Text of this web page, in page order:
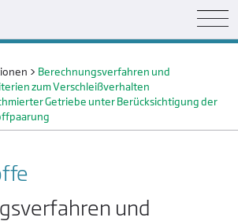
> Berechnungsverfahren und
zum Verschleißverhalten
Getriebe unter Berücksichtigung der
und